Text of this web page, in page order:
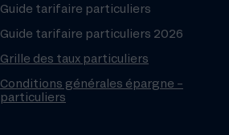
Guide tarifaire particuliers
Guide tarifaire particuliers 2026
Grille des taux particuliers
Conditions générales épargne –
particuliers